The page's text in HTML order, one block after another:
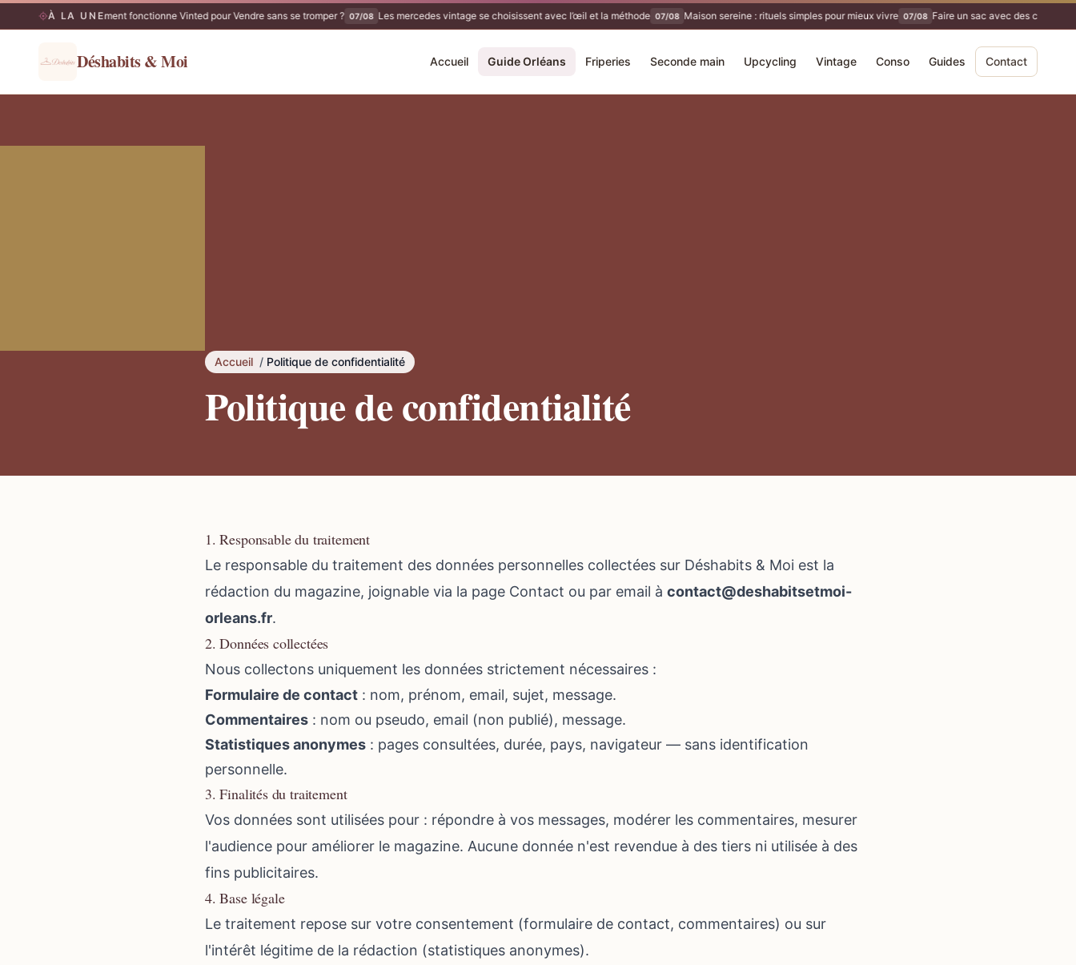
À LA UNE
07/08 Comment fonctionne Vinted pour Vendre sans se tromper ? 07/08 Les mercedes vintage se choisissent avec l’œil et la méthode 07/08 Maison sereine : rituels simples pour mieux vivre 07/08 Faire un sac avec des chutes de
Déshabits & Moi Accueil Guide Orléans Friperies Seconde main Upcycling Vintage Conso Guides Contact
Accueil / Politique de confidentialité
Politique de confidentialité
1. Responsable du traitement
Le responsable du traitement des données personnelles collectées sur Déshabits & Moi est la
rédaction du magazine, joignable via la page Contact ou par email à contact@deshabitsetmoi-
orleans.fr.
2. Données collectées
Nous collectons uniquement les données strictement nécessaires :
Formulaire de contact : nom, prénom, email, sujet, message.
Commentaires : nom ou pseudo, email (non publié), message.
Statistiques anonymes : pages consultées, durée, pays, navigateur — sans identification
personnelle.
3. Finalités du traitement
Vos données sont utilisées pour : répondre à vos messages, modérer les commentaires, mesurer
l'audience pour améliorer le magazine. Aucune donnée n'est revendue à des tiers ni utilisée à des
fins publicitaires.
4. Base légale
Le traitement repose sur votre consentement (formulaire de contact, commentaires) ou sur
l'intérêt légitime de la rédaction (statistiques anonymes).